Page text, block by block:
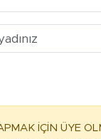
İÇİN ÜYE